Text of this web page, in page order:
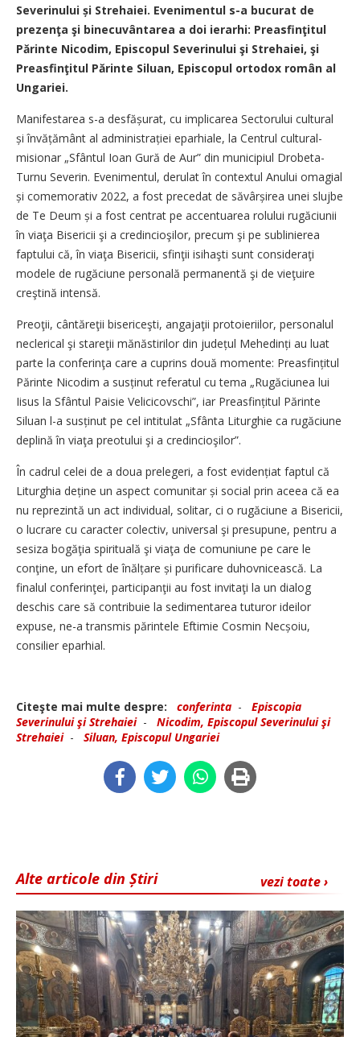
Severinului și Strehaiei. Evenimentul s-a bucurat de
prezenţa şi binecuvântarea a doi ierarhi: Preasfinţitul
Părinte Nicodim, Episcopul Severinului şi Strehaiei, şi
Preasfinţitul Părinte Siluan, Episcopul ortodox român al
Ungariei.
Manifestarea s-a desfă­șu­rat, cu implicarea Sectorului cultural
și învățământ al admi­nis­trației eparhiale, la Centrul cultural-
misionar „Sfântul Ioan Gură de Aur” din municipiul Drobeta-
Turnu Severin. Evenimentul, derulat în contextul Anului omagial
și comemorativ 2022, a fost precedat de săvârșirea unei slujbe
de Te Deum și a fost centrat pe accentuarea rolului rugăciunii
în viaţa Bisericii şi a credincioşilor, precum şi pe sublinierea
faptului că, în viaţa Bisericii, sfinţii isihaşti sunt consideraţi
modele de rugăciune personală permanentă şi de vieţuire
creştină intensă.
Preoţii, cântăreţii bisericeşti, angajaţii protoieriilor, personalul
neclerical şi stareţii mănăstirilor din județul Mehedinți au luat
parte la conferinţa care a cuprins două momente: Preasfințitul
Părinte Nicodim a susținut referatul cu tema „Rugăciunea lui
Iisus la Sfântul Paisie Velicicovschi”, iar Prea­sfințitul Părinte
Siluan l-a susținut pe cel intitulat „Sfânta Liturghie ca rugăciune
deplină în viaţa preotului şi a credincioşilor”.
În cadrul celei de a doua prelegeri, a fost evidențiat faptul că
Liturghia deține un aspect comunitar și social prin aceea că ea
nu reprezintă un act individual, solitar, ci o rugăciune a Bisericii,
o lucrare cu caracter colectiv, universal şi presupune, pentru a
sesiza bogăţia spirituală şi viaţa de comuniune pe care le
conţine, un efort de înălțare și purificare duhovnicească. La
finalul conferinţei, participanţii au fost invitaţi la un dialog
deschis care să contribuie la sedimentarea tuturor ideilor
expuse, ne-a transmis părintele Eftimie Cosmin Necșoiu,
consilier eparhial.
Citeşte mai multe despre: conferinta - Episcopia
Severinului şi Strehaiei- Nicodim, Episcopul Severinului şi
Strehaiei- Siluan, Episcopul Ungariei
vezi toate ›
Alte articole din Știri